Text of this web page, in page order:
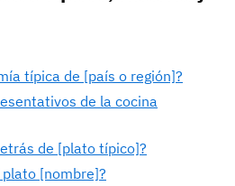
típica de [país o región]?
de la cocina
de [plato típico]?
plato [nombre]?